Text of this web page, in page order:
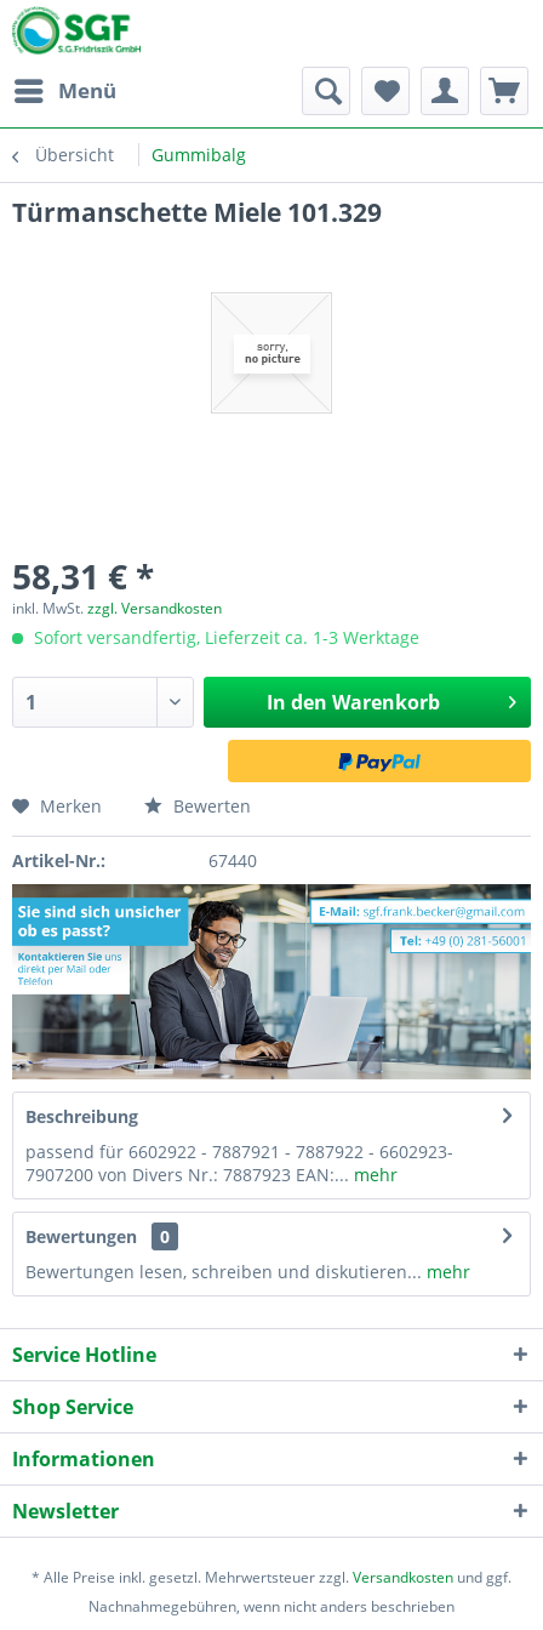
Menü
Übersicht Gummibalg
Türmanschette Miele 101.329
58,31 € *
inkl. MwSt.zzgl. Versandkosten
Sofort versandfertig, Lieferzeit ca. 1-3 Werktage
In den Warenkorb
Merken Bewerten
Artikel-Nr.: 67440
Beschreibung
passend für 6602922 - 7887921 - 7887922 - 6602923-
7907200 von Divers Nr.: 7887923 EAN:... mehr
Bewertungen
0
Bewertungen lesen, schreiben und diskutieren... mehr
Service Hotline
Shop Service
Informationen
Newsletter
* Alle Preise inkl. gesetzl. Mehrwertsteuer zzgl.Versandkosten und ggf.
Nachnahmegebühren, wenn nicht anders beschrieben